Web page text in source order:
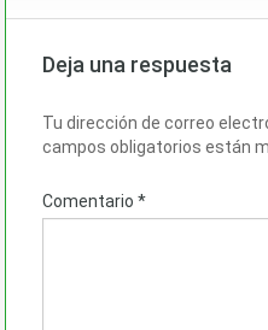
Deja una respuesta
Tu dirección de correo
campos obligatorios están
Comentario *